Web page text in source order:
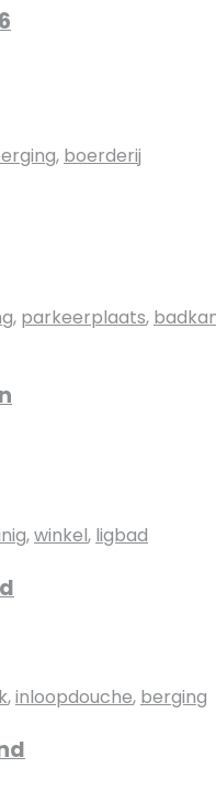
, boerderij
, parkeerplaats,
,winkel, ligbad
,inloopdouche, berging